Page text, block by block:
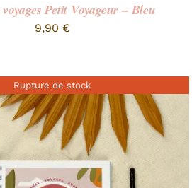
Petit Voyageur – Bleu
9,90 €
Rupture de stock